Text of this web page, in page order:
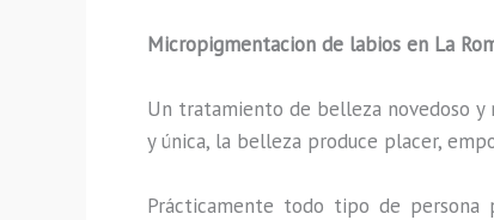
Micropigmentacion de labios en La
Un tratamiento de belleza novedoso
y única, la belleza produce placer,
Prácticamente todo tipo de